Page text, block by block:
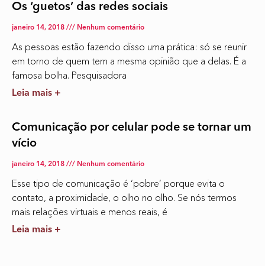
Os ‘guetos’ das redes sociais
janeiro 14, 2018 Nenhum comentário
As pessoas estão fazendo disso uma prática: só se reunir
em torno de quem tem a mesma opinião que a delas. É a
famosa bolha. Pesquisadora
Leia mais +
Comunicação por celular pode se tornar um
vício
janeiro 14, 2018 Nenhum comentário
Esse tipo de comunicação é ‘pobre’ porque evita o
contato, a proximidade, o olho no olho. Se nós termos
mais relações virtuais e menos reais, é
Leia mais +